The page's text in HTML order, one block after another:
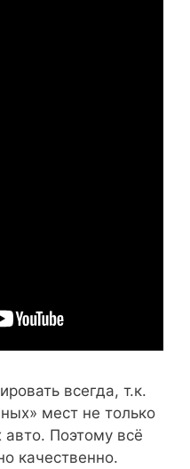
всегда, т.к.
мест не только
авто. Поэтому всё
качественно.